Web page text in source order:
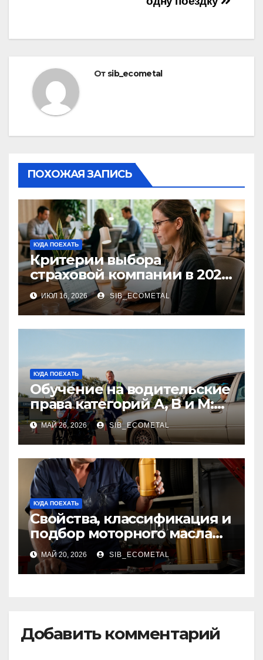
От sib_ecometal
ПОХОЖАЯ ЗАПИСЬ
КУДА ПОЕХАТЬ
Критерии выбора
страховой компании в 2026
году: надежность и
реальные отзывы о
выплатах
ИЮЛ 16, 2026 SIB_ECOMETAL
КУДА ПОЕХАТЬ
Обучение на водительские
права категорий A, B и M:
программы, требования и
порядок получения
МАЙ 26, 2026 SIB_ECOMETAL
КУДА ПОЕХАТЬ
Свойства, классификация и
подбор моторного масла
для современных
двигателей
МАЙ 20, 2026 SIB_ECOMETAL
Добавить комментарий